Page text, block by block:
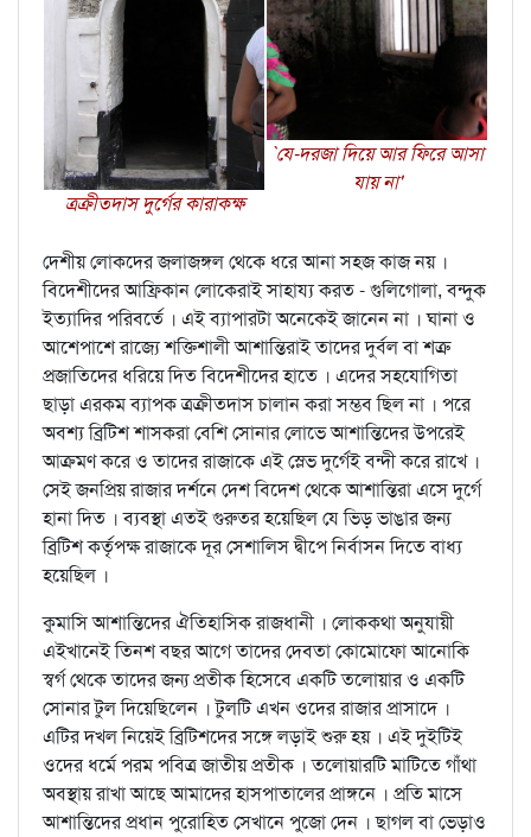
ত্রক্রীতদাস দুর্গের কারাকক্ষ
`যে-দরজা দিয়ে আর ফিরে আসা
যায় না'
দেশীয় লোকদের জলাজঙ্গল থেকে ধরে আনা সহজ কাজ নয় ।
বিদেশীদের আফ্রিকান লোকেরাই সাহায্য করত - গুলিগোলা, বন্দুক
ইত্যাদির পরিবর্তে । এই ব্যাপারটা অনেকেই জানেন না । ঘানা ও
আশেপাশে রাজ্যে শক্তিশালী আশান্তিরাই তাদের দুর্বল বা শত্রু
প্রজাতিদের ধরিয়ে দিত বিদেশীদের হাতে । এদের সহযোগিতা
ছাড়া এরকম ব্যাপক ত্রক্রীতদাস চালান করা সম্ভব ছিল না । পরে
অবশ্য ব্রিটিশ শাসকরা বেশি সোনার লোভে আশান্তিদের উপরেই
আক্রমণ করে ও তাদের রাজাকে এই স্লেভ দুর্গেই বন্দী করে রাখে ।
সেই জনপ্রিয় রাজার দর্শনে দেশ বিদেশ থেকে আশান্তিরা এসে দুর্গে
হানা দিত । ব্যবস্থা এতই গুরুতর হয়েছিল যে ভিড় ভাঙার জন্য
ব্রিটিশ কর্তৃপক্ষ রাজাকে দূর সেশালিস দ্বীপে নির্বাসন দিতে বাধ্য
হয়েছিল ।
কুমাসি আশান্তিদের ঐতিহাসিক রাজধানী । লোককথা অনুযায়ী
এইখানেই তিনশ বছর আগে তাদের দেবতা কোমোফো আনোকি
স্বর্গ থেকে তাদের জন্য প্রতীক হিসেবে একটি তলোয়ার ও একটি
সোনার টুল দিয়েছিলেন । টুলটি এখন ওদের রাজার প্রাসাদে ।
এটির দখল নিয়েই ব্রিটিশদের সঙ্গে লড়াই শুরু হয় । এই দুইটিই
ওদের ধর্মে পরম পবিত্র জাতীয় প্রতীক । তলোয়ারটি মাটিতে গাঁথা
অবস্থায় রাখা আছে আমাদের হাসপাতালের প্রাঙ্গনে । প্রতি মাসে
আশান্তিদের প্রধান পুরোহিত সেখানে পুজো দেন । ছাগল বা ভেড়াও